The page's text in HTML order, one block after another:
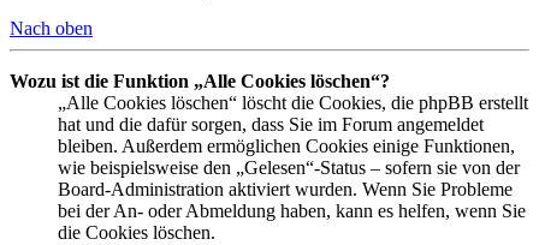
Nach oben
Wozu ist die Funktion „Alle Cookies löschen“?
„Alle Cookies löschen“ löscht die Cookies, die phpBB erstellt
hat und die dafür sorgen, dass Sie im Forum angemeldet
bleiben. Außerdem ermöglichen Cookies einige Funktionen,
wie beispielsweise den „Gelesen“-Status – sofern sie von der
Board-Administration aktiviert wurden. Wenn Sie Probleme
bei der An- oder Abmeldung haben, kann es helfen, wenn Sie
die Cookies löschen.